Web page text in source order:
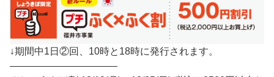
↓期間中1日②回、10時と18時に発行されます。
———————————